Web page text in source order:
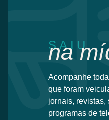
SAIU
na
Acompanhe
que foram
jornais, revistas,
programas de